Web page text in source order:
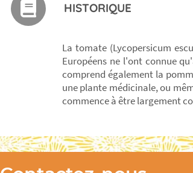
HISTORIQUE
La tomate (Lycopersicum
Européens ne l'ont connue
comprend également la
une plante médicinale, ou
commence à être largement